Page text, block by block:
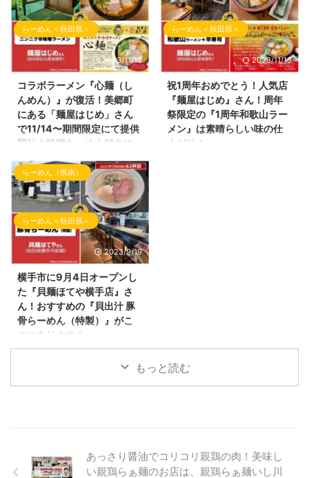
した。 今回は横手市赤坂にござ
いますラーメン屋さんへご訪問さ
せて頂きました！ 数年前、横手
市の仕事帰りではよくお世話にな
っていたお店！ 「ラーメンだい
おう」さんです！ ラーメンだい
おうさんの外観 らーめん屋さん
の場所 ラーメンだいおうさんの
場所は、 ヤマダデンキ テック
ランドNew横手店さんの近くに
てご参照ください。最寄駅はJR
横手駅となります。 ラーメン屋
さんの駐車場は、お店の正面に車
を駐車するスペースがあり ...
稿は、2023年11月17日（金曜
日）にオープンしました大仙市の
ラーメン店さんの 試食会にご招
待して頂きましたので、お店の内
容・ラーメン情報を投稿していき
ます！ らぁ麺まっちゃんの外観
以前は、『居酒屋今野』さんの2
号店として営業していた 『ラー
メン結喜（ゆうき）』さんの店長
の松本さんが独立！おめでとうご
らーめん＜秋田県＞
2023/11/13
コラボラーメン『心麺（し
んめん）』が復活！美郷町
にある「麺屋はじめ」さん
で11/14〜期間限定にて提供
開始！味噌らーめん好きに
めです！
雪が降る季節が到来中！かなり冷
え込んできましたね！ 本日の
『しんめんの旅』でご紹介するら
ーめんは、そんな冷え込んだ季節
でも温まるらーめん！ にんに
く！旨辛！味噌！のキーワードが
入るらーめんのご紹介です！ 本
日のご紹介させて頂くラーメン店
さんはいつもご贔屓にさせて頂い
ている 秋田県仙北郡美郷町の
「麺屋はじめ」さんです！ 前回
ーメン屋さんです！ 麺屋はじめ
らーめん＜秋田県＞
2023/11/13
祝1周年おめでとう！人気店
『麺屋はじめ』さん！周年
祭限定の『1周年和歌山ラー
メン』は素晴らしい味の仕
上がり！
限定ラーメンを取り上げていきま
らーめん（県南）
らーめん＜秋田県＞
2023/9/19
横手市に9月4日オープンし
た『貝麺ほてや横手店』さ
ん！おすすめの『貝出汁 豚
骨らーめん（特製）』がこ
こにあります！
こんばんわ、しんめんのラーメン
ブログのお時間となりました！
ました。 今回ご紹介するラーメ
もっと読む
あっさり醤油でコリコリ親鶏の肉！美味し
い親鶏らぁ麺のお店は、親鶏らぁ麺いし川